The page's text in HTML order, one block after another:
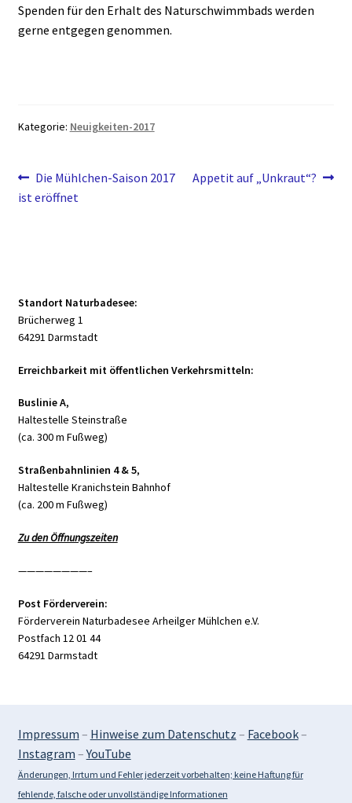
Spenden für den Erhalt des Naturschwimmbads werden
gerne entgegen genommen.
Kategorie: Neuigkeiten-2017
Beitragsnavigation
Vorheriger
Beitrag:
Die Mühlchen-Saison 2017
ist eröffnet
Nächster
Appetit auf „Unkraut“?
Standort Naturbadesee:
Brücherweg 1
64291 Darmstadt
Erreichbarkeit mit öffentlichen Verkehrsmitteln:
Buslinie A,
Haltestelle Steinstraße
(ca. 300 m Fußweg)
Straßenbahnlinien 4 & 5,
Haltestelle Kranichstein Bahnhof
(ca. 200 m Fußweg)
Zu den Öffnungszeiten
————————–
Post Förderverein:
Förderverein Naturbadesee Arheilger Mühlchen e.V.
Postfach 12 01 44
64291 Darmstadt
Impressum – Hinweise zum Datenschutz – Facebook–
Instagram –YouTube
Änderungen, Irrtum und Fehler jederzeit vorbehalten; keine Haftung für
fehlende, falsche oder unvollständige Informationen